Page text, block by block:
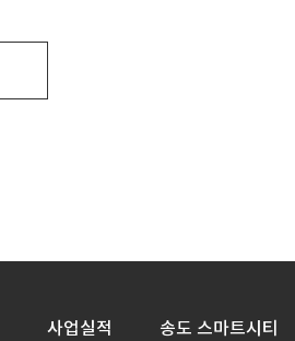
사업실적 송도 스마트시티